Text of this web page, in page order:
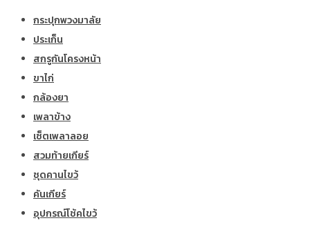
กระปุกพวงมาลัย
ประเก็น
สกรูกันโครงหน้า
ขาไก่
กล้องยา
เพลาข้าง
เซ็ตเพลาลอย
สวมท้ายเกียร์
ชุดคานไขว้
คันเกียร์
อุปกรณ์โช้คไขว้